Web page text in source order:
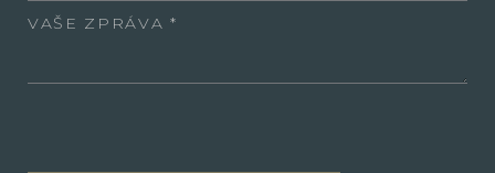
VAŠE ZPRÁVA